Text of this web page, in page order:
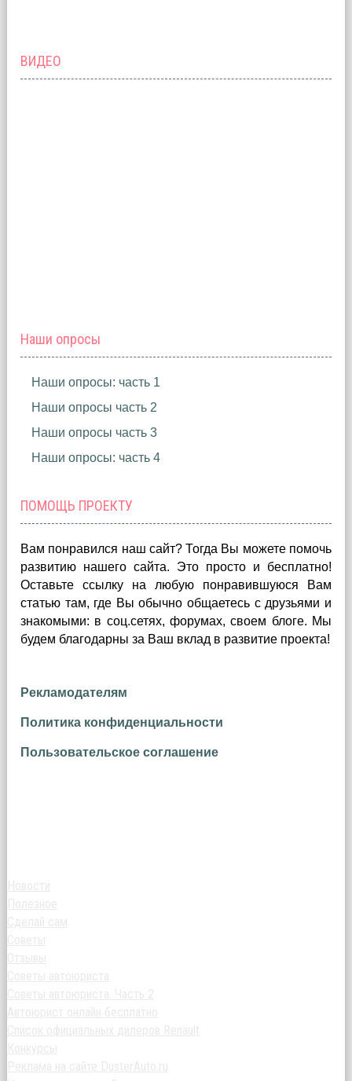
ВИДЕО
Наши опросы
Наши опросы: часть 1
Наши опросы часть 2
Наши опросы часть 3
Наши опросы: часть 4
ПОМОЩЬ ПРОЕКТУ
Вам понравился наш сайт? Тогда Вы можете помочь
развитию нашего сайта. Это просто и бесплатно!
Оставьте ссылку на любую понравившуюся Вам
статью там, где Вы обычно общаетесь с друзьями и
знакомыми: в соц.сетях, форумах, своем блоге. Мы
будем благодарны за Ваш вклад в развитие проекта!
Рекламодателям
Политика конфиденциальности
Пользовательское соглашение